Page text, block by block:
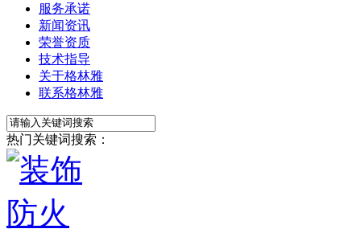
服务承诺
新闻资讯
荣誉资质
技术指导
关于格林雅
联系格林雅
热门关键词搜索：